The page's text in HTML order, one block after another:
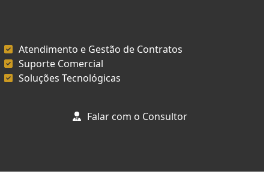
Atendimento e Gestão de Contratos
Suporte Comercial
Soluções Tecnológicas
Falar com o Consultor